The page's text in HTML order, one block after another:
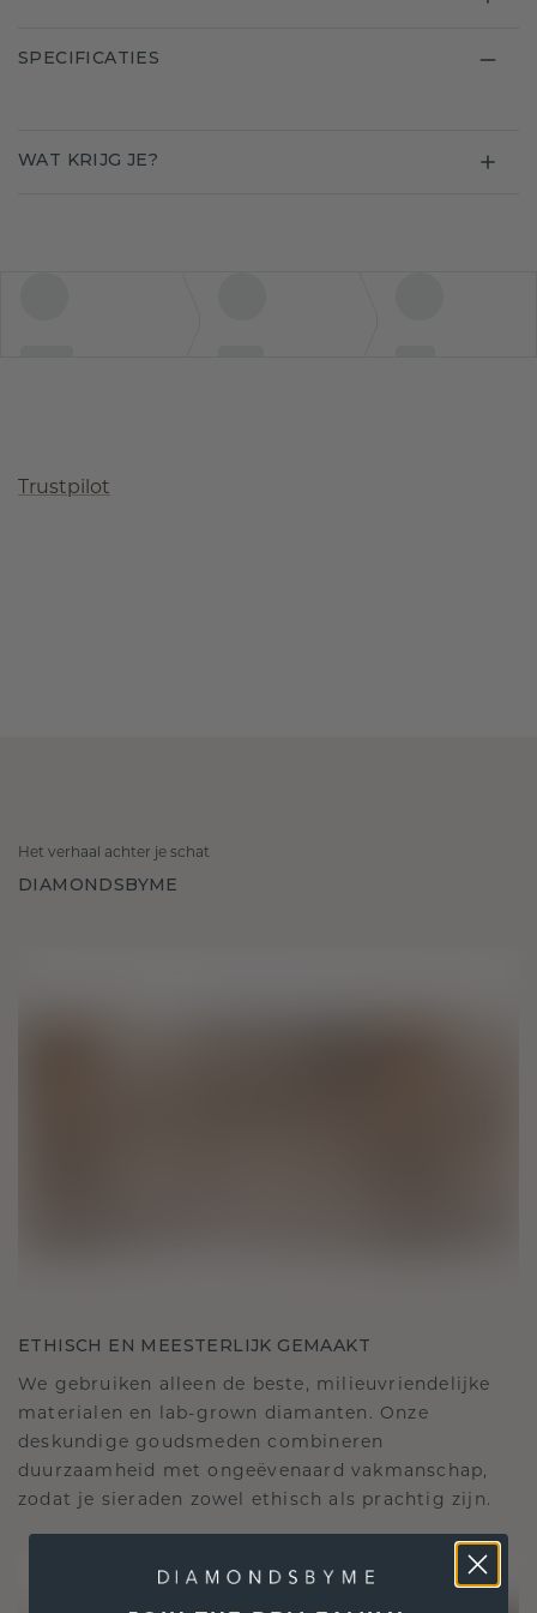
SPECIFICATIES
WAT KRIJG JE?
Trustpilot
Het verhaal achter je schat
DIAMONDSBYME
ETHISCH EN MEESTERLIJK GEMAAKT
We gebruiken alleen de beste, milieuvriendelijke
materialen en lab-grown diamanten. Onze
deskundige goudsmeden combineren
duurzaamheid met ongeëvenaard vakmanschap,
zodat je sieraden zowel ethisch als prachtig zijn.